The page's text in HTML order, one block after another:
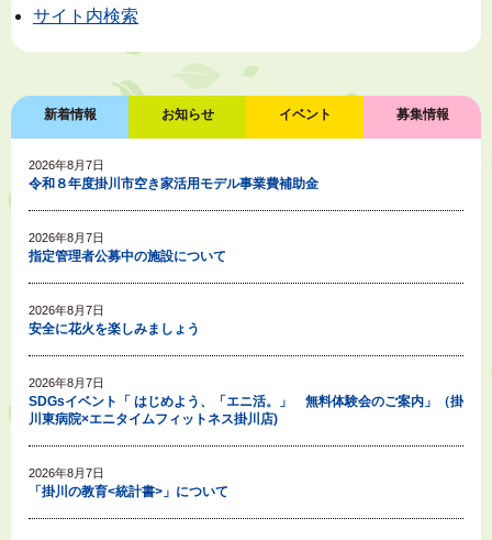
サイト内検索
新着情報 お知らせ イベント 募集情報
2026年8月7日
令和８年度掛川市空き家活用モデル事業費補助金
2026年8月7日
指定管理者公募中の施設について
2026年8月7日
安全に花火を楽しみましょう
2026年8月7日
SDGsイベント「 はじめよう、「エニ活。」 無料体験会のご案内」（掛
川東病院×エニタイムフィットネス掛川店)
2026年8月7日
「掛川の教育<統計書>」について